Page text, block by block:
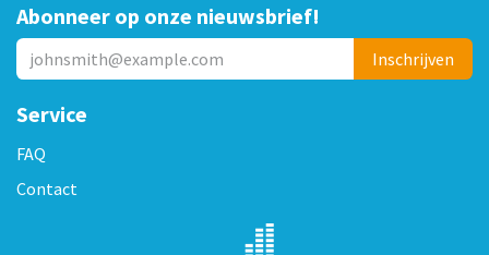
Abonneer op onze nieuwsbrief!
Inschrijve​​​​n
Service
FAQ
Contact